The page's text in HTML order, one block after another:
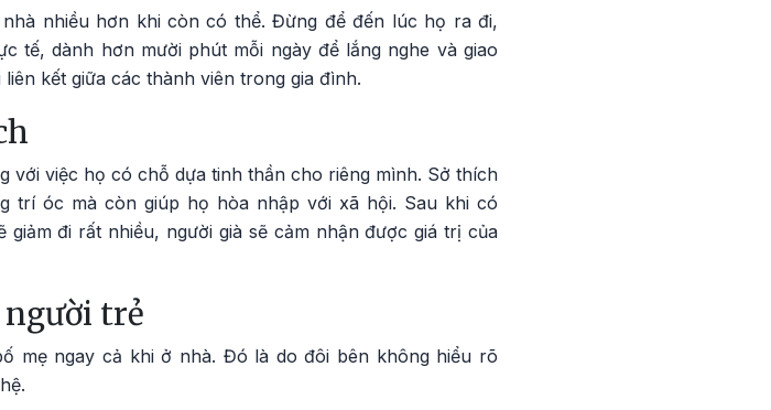
nhiều hơn khi còn có thể. Đừng để đến lúc họ ra đi,
tế, dành hơn mười phút mỗi ngày để lắng nghe và giao
kết giữa các thành viên trong gia đình.
với việc họ có chỗ dựa tinh thần cho riêng mình. Sở thích
trí óc mà còn giúp họ hòa nhập với xã hội. Sau khi có
đi rất nhiều, người già sẽ cảm nhận được giá trị của
người trẻ
mẹ ngay cả khi ở nhà. Đó là do đôi bên không hiểu rõ